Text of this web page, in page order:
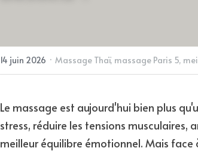
14 juin 2026 · Massage Thaï, massage Paris 5,
Le massage est aujourd'hui bien plus
stress, réduire les tensions
meilleur équilibre émotionnel. Mais